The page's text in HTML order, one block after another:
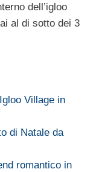
dell’igloo
al di sotto dei 3
Village in
di Natale da
romantico in